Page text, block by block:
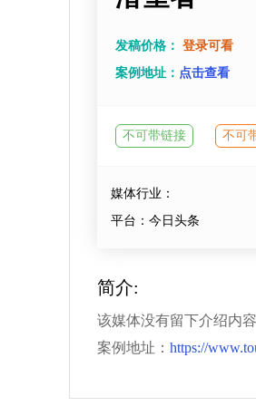
发稿价格： 登录可看
案例地址： 点击查看
不可带链接 不可
媒体行业：
平台：今日头条
简介:
该媒体没有留下介绍内
案例地址： https://